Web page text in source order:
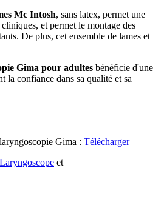
Mc Intosh, sans latex, permet une
et permet le montage des
De plus, cet ensemble de lames et
Gima pour adultes bénéficie d'une
la confiance dans sa qualité et sa
Gima : Télécharger
Laryngoscope et